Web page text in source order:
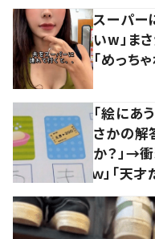
スーパー
いw」ま
「めっち
「絵にあ
さかの解
か？」→
ｗ」「天